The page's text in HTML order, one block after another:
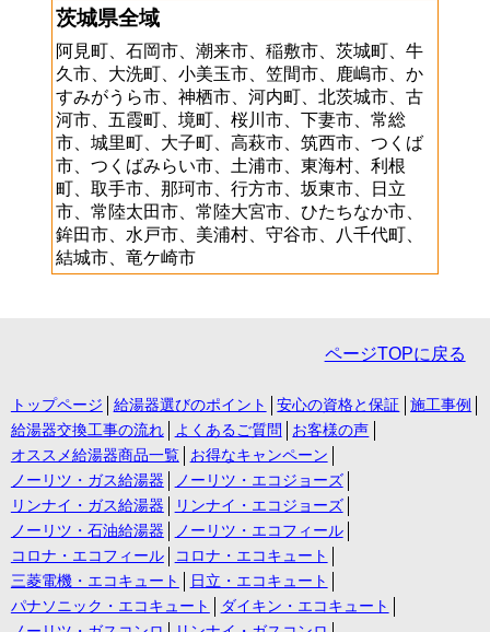
茨城県全域
阿見町、石岡市、潮来市、稲敷市、茨城町、牛
久市、大洗町、小美玉市、笠間市、鹿嶋市、か
すみがうら市、神栖市、河内町、北茨城市、古
河市、五霞町、境町、桜川市、下妻市、常総
市、城里町、大子町、高萩市、筑西市、つくば
市、つくばみらい市、土浦市、東海村、利根
町、取手市、那珂市、行方市、坂東市、日立
市、常陸太田市、常陸大宮市、ひたちなか市、
鉾田市、水戸市、美浦村、守谷市、八千代町、
結城市、竜ケ崎市
ページTOPに戻る
トップページ 給湯器選びのポイント 安心の資格と保証
施工事例
給湯器交換工事の流れ
よくあるご質問
お客様の声
オススメ給湯器商品一覧
お得なキャンペーン
ノーリツ・ガス給湯器
ノーリツ・エコジョーズ
リンナイ・ガス給湯器
リンナイ・エコジョーズ
ノーリツ・石油給湯器
ノーリツ・エコフィール
コロナ・エコフィール
コロナ・エコキュート
三菱電機・エコキュート
日立・エコキュート
パナソニック・エコキュート
ダイキン・エコキュート